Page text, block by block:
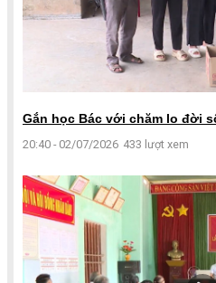
Gắn học Bác với chăm lo đời
20:40 - 02/07/2026 433 lượt xem